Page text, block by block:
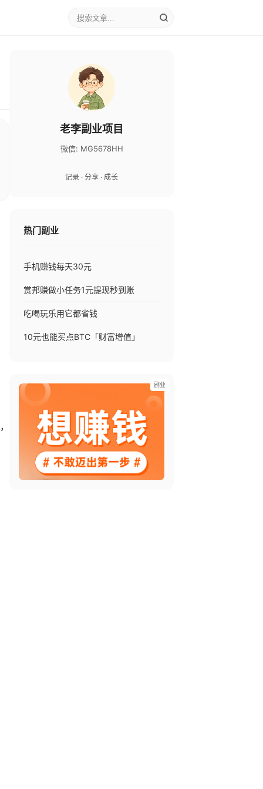
老李副业项目
微信: MG5678HH
记录 · 分享 · 成长
热门副业
手机赚钱每天30元
赏邦赚做小任务1元提现秒到账
吃喝玩乐用它都省钱
10元也能买点BTC「财富增值」
副业